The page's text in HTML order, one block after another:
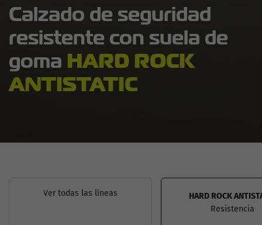
Calzado de seguridad
resistente con suela de
goma HARD ROCK
ANTISTATIC
Ver todas las líneas
HARD ROCK
Resistencia